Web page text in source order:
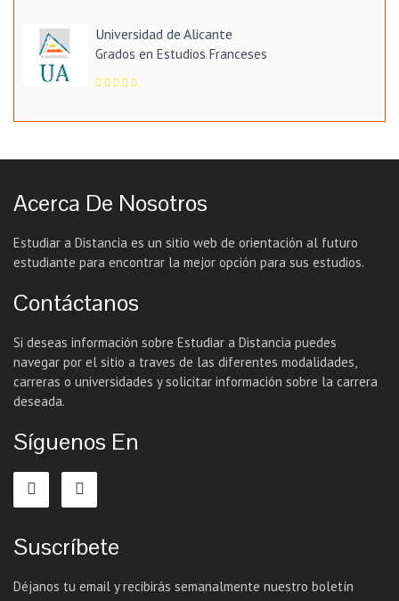
Universidad de Alicante
Grados en Estudios Franceses
Acerca De Nosotros
Estudiar a Distancia es un sitio web de orientación al futuro
estudiante para encontrar la mejor opción para sus estudios.
Contáctanos
Si deseas información sobre Estudiar a Distancia puedes
navegar por el sitio a traves de las diferentes modalidades,
carreras o universidades y solicitar información sobre la carrera
deseada.
Síguenos En
Suscríbete
Déjanos tu email y recibirás semanalmente nuestro boletín